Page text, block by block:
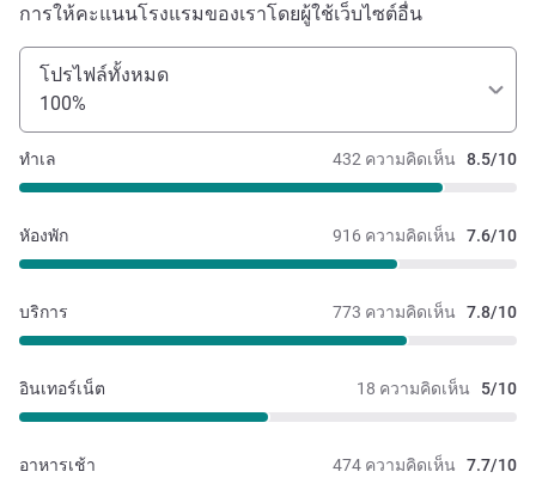
การให้คะแนนโรงแรมของเราโดยผู้ใช้เว็บไซต์อื่น
โปรไฟล์ทั้งหมด
100%
432 ความคิดเห็น 8.5/10
ทำเล
916 ความคิดเห็น 7.6/10
หัองพัก
773 ความคิดเห็น 7.8/10
บริการ
18 ความคิดเห็น 5/10
อินเทอร์เน็ต
474 ความคิดเห็น 7.7/10
อาหารเช้า